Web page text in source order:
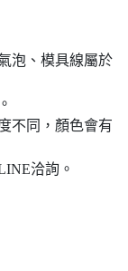
泡、模具線屬於
不同，顏色會有
洽詢。